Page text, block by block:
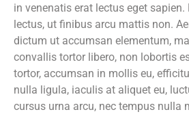
in venenatis erat lectus eget
lectus, ut finibus arcu mattis non.
dictum ut accumsan elementum,
convallis tortor libero, non lobortis
tortor, accumsan in mollis eu,
nulla ligula, iaculis at aliquet eu,
cursus urna arcu, nec tempus nulla